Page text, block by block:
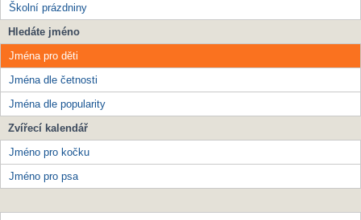
Školní prázdniny
Hledáte jméno
Jména pro děti
Jména dle četnosti
Jména dle popularity
Zvířecí kalendář
Jméno pro kočku
Jméno pro psa